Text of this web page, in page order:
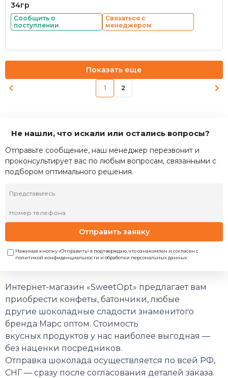
34гр
Сообщить о
поступлении
Связаться с
менеджером
Показать еще
1 2
Не нашли, что искали или остались вопросы?
Отправьте сообщение, наш менеджер перезвонит и
проконсультирует вас по любым вопросам, связанными с
подбором оптимального решения.
Отправить заявку
Нажимая кнопку «Отправить» я подтверждаю, что ознакомлен и согласен с
политикой конфиденциальности и обработки персональных данных
Интернет-магазин «SweetOpt» предлагает вам
приобрести конфеты, батончики, любые
другие шоколадные сладости знаменитого
бренда Марс оптом. Стоимость
вкусных продуктов у нас наиболее выгодная —
без наценки посредников.
Отправка шоколада осуществляется по всей РФ,
СНГ — сразу после согласования деталей заказа.